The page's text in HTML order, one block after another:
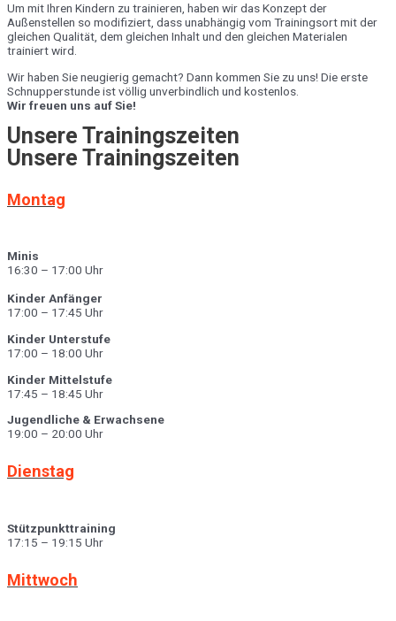
Um mit Ihren Kindern zu trainieren, haben wir das Konzept der
Außenstellen so modifiziert, dass unabhängig vom Trainingsort mit der
gleichen Qualität, dem gleichen Inhalt und den gleichen Materialen
trainiert wird.
Wir haben Sie neugierig gemacht? Dann kommen Sie zu uns! Die erste
Schnupperstunde ist völlig unverbindlich und kostenlos.
Wir freuen uns auf Sie!
Unsere Trainingszeiten
Unsere Trainingszeiten
Montag
Minis
16:30 – 17:00 Uhr
Kinder Anfänger
17:00 – 17:45 Uhr
Kinder Unterstufe
17:00 – 18:00 Uhr
Kinder Mittelstufe
17:45 – 18:45 Uhr
Jugendliche & Erwachsene
19:00 – 20:00 Uhr
Dienstag
Stützpunkttraining
17:15 – 19:15 Uhr
Mittwoch